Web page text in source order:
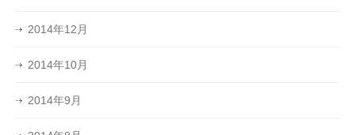
2014年12月
2014年10月
2014年9月